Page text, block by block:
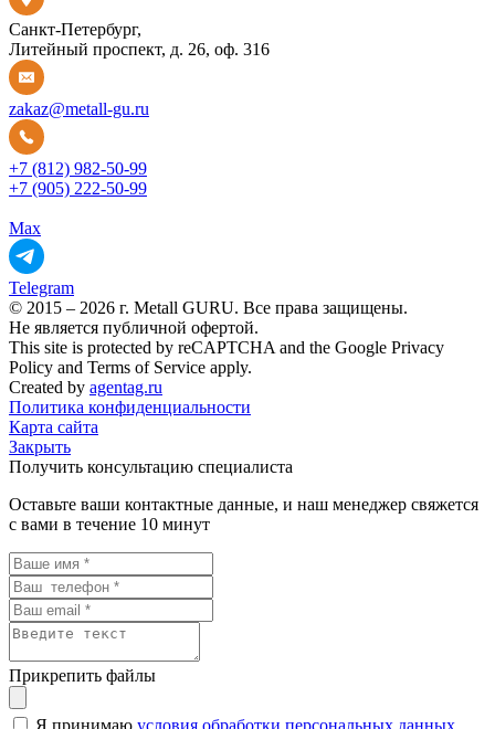
Санкт-Петербург,
Литейный проспект, д. 26, оф. 316
zakaz@metall-gu.ru
+7 (812) 982-50-99
+7 (905) 222-50-99
Max
Telegram
© 2015 – 2026 г. Metall GURU. Все права защищены.
Не является публичной офертой.
This site is protected by reCAPTCHA and the Google Privacy
Policy and Terms of Service apply.
Created by agentag.ru
Политика конфиденциальности
Карта сайта
Закрыть
Получить консультацию специалиста
Оставьте ваши контактные данные, и наш менеджер свяжется
с вами в течение 10 минут
Прикрепить файлы
Я принимаю условия обработки персональных данных